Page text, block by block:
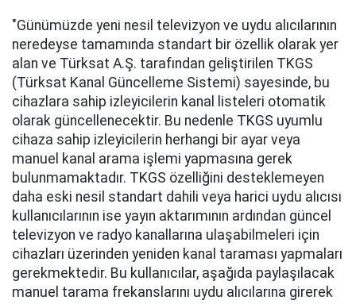
"Günümüzde yeni nesil televizyon ve uydu alıcılarının
neredeyse tamamında standart bir özellik olarak yer
alan ve Türksat A.Ş. tarafından geliştirilen TKGS
(Türksat Kanal Güncelleme Sistemi) sayesinde, bu
cihazlara sahip izleyicilerin kanal listeleri otomatik
olarak güncellenecektir. Bu nedenle TKGS uyumlu
cihaza sahip izleyicilerin herhangi bir ayar veya
manuel kanal arama işlemi yapmasına gerek
bulunmamaktadır. TKGS özelliğini desteklemeyen
daha eski nesil standart dahili veya harici uydu alıcısı
kullanıcılarının ise yayın aktarımının ardından güncel
televizyon ve radyo kanallarına ulaşabilmeleri için
cihazları üzerinden yeniden kanal taraması yapmaları
gerekmektedir. Bu kullanıcılar, aşağıda paylaşılacak
manuel tarama frekanslarını uydu alıcılarına girerek